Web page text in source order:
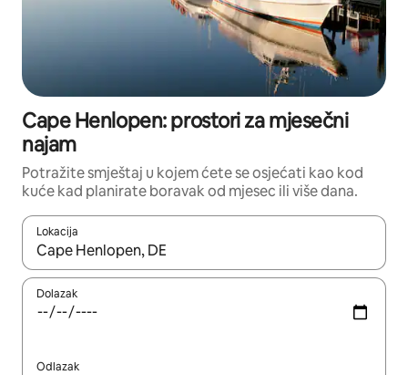
Cape Henlopen: prostori za mjesečni
najam
Potražite smještaj u kojem ćete se osjećati kao kod
kuće kad planirate boravak od mjesec ili više dana.
Lokacija
Kada budu dostupni rezultati, moći ćete ih pregledati
Dolazak
Odlazak